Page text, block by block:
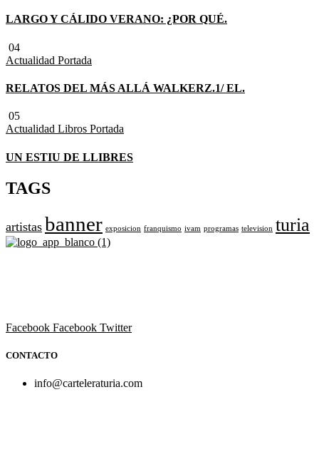
LARGO Y CÁLIDO VERANO: ¿POR QUÉ.
04
Actualidad Portada
RELATOS DEL MÁS ALLÁ WALKERZ.1/ EL.
05
Actualidad Libros Portada
UN ESTIU DE LLIBRES
TAGS
artistas banner exposicion franquismo ivam programas television turia
Facebook Facebook Twitter
CONTACTO
info@carteleraturia.com